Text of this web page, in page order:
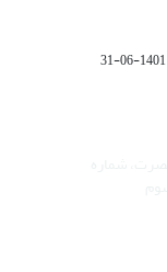
1401-06-31